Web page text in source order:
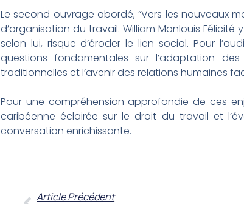
Le second ouvrage abordé, “Vers les nouveaux
d’organisation du travail. William Monlouis
selon lui, risque d’éroder le lien social. Pour
questions fondamentales sur l’adaptation
traditionnelles et l’avenir des relations humaines
Pour une compréhension approfondie de ces
caribéenne éclairée sur le droit du travail et
conversation enrichissante.
Article Précédent